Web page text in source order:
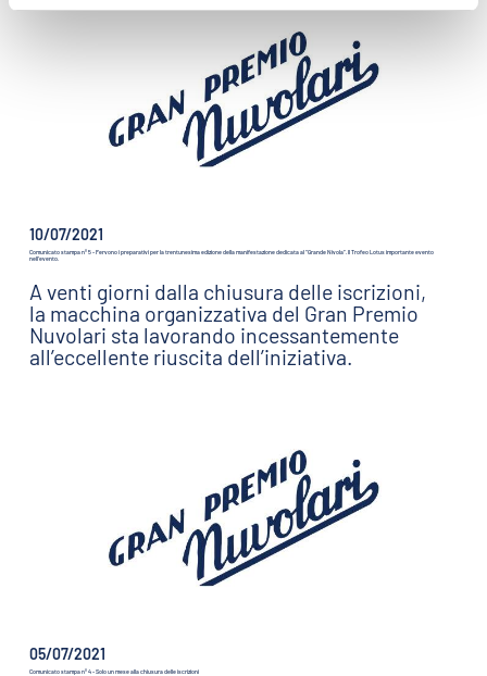
10/07/2021
Comunicato stampa n° 5 - Fervono i preparativi per la trentunesima edizione della manifestazione dedicata al “Grande Nivola”. Il Trofeo Lotus importante evento
nell’evento.
A venti giorni dalla chiusura delle iscrizioni,
la macchina organizzativa del Gran Premio
Nuvolari sta lavorando incessantemente
all’eccellente riuscita dell’iniziativa.
05/07/2021
Comunicato stampa n° 4 - Solo un mese alla chiusura delle iscrizioni